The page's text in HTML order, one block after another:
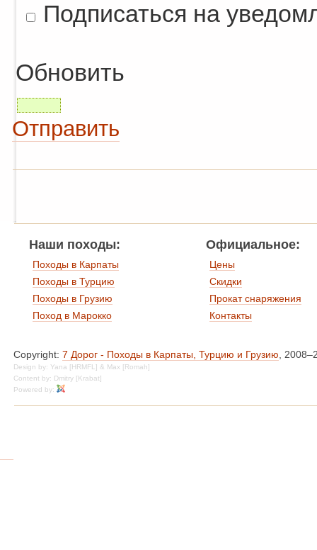
Подписаться на
Обновить
Отправить
Наши походы:
Походы в Карпаты
Походы в Турцию
Походы в Грузию
Поход в Марокко
Официальное:
Цены
Скидки
Прокат снаряжения
Контакты
Copyright: 7 Дорог - Походы в Карпаты, Турцию и Грузию,
Design by: Yana [HRMFL] & Max [Romah]
Content by: Dmitry [Krabat]
Powered by: